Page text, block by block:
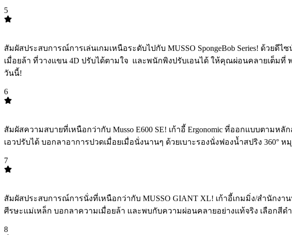
5
สัมผัสประสบการณ์การเล่นเกมเหนือระดับไปกับ MUSSO SpongeBob Series! ด้ว
เมื่อยล้า ที่วางแขน 4D ปรับได้ตามใจ ️ และพนักพิงปรับเอนได้ ให้คุณผ่อนคลายเต็ม
วันนี้!
6
สัมผัสความสบายที่เหนือกว่ากับ Musso E600 SE! เก้าอี้ Ergonomic ที่ออกแบบตา
เอวปรับได้ บอกลาอาการปวดเมื่อยเมื่อนั่งนานๆ ด้วยเบาะรองนั่งฟองน้ำสปริง 360°
7
สัมผัสประสบการณ์การนั่งที่เหนือกว่ากับ MUSSO GIANT XL! เก้าอี้เกมมิ่ง/สำนัก
ศีรษะแม่เหล็ก บอกลาความเมื่อยล้า และพบกับความผ่อนคลายอย่างแท้จริง เลือกสี
8